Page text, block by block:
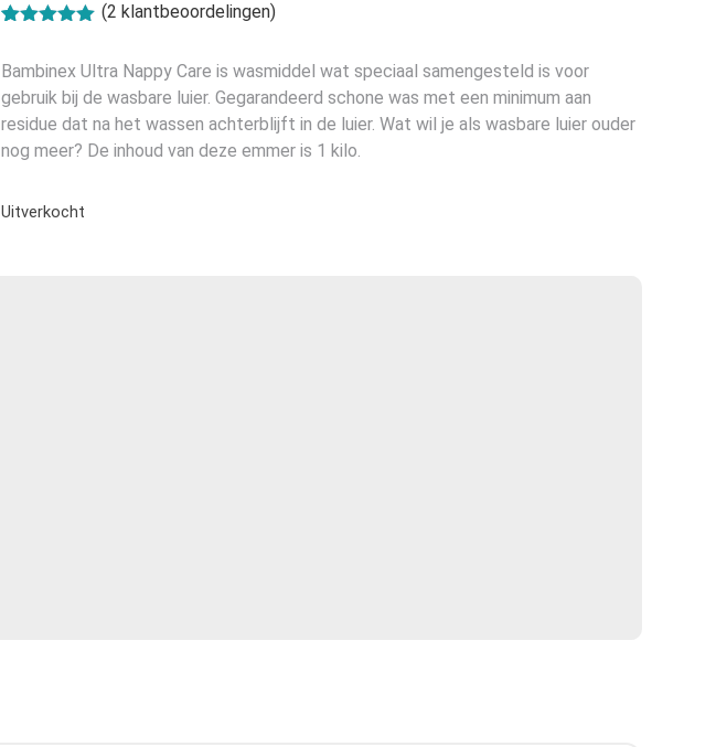
gebaseerd
opklant
waarderingen
(2 klantbeoordelingen)
Bambinex Ultra Nappy Care is wasmiddel wat speciaal samengesteld is voor
gebruik bij de wasbare luier. Gegarandeerd schone was met een minimum aan
residue dat na het wassen achterblijft in de luier. Wat wil je als wasbare luier ouder
nog meer? De inhoud van deze emmer is 1 kilo.
Uitverkocht